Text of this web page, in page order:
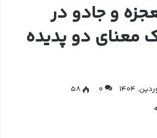
و جادو در
معنای دو پدیده
0
58